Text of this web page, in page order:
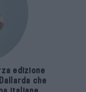
edizione
che